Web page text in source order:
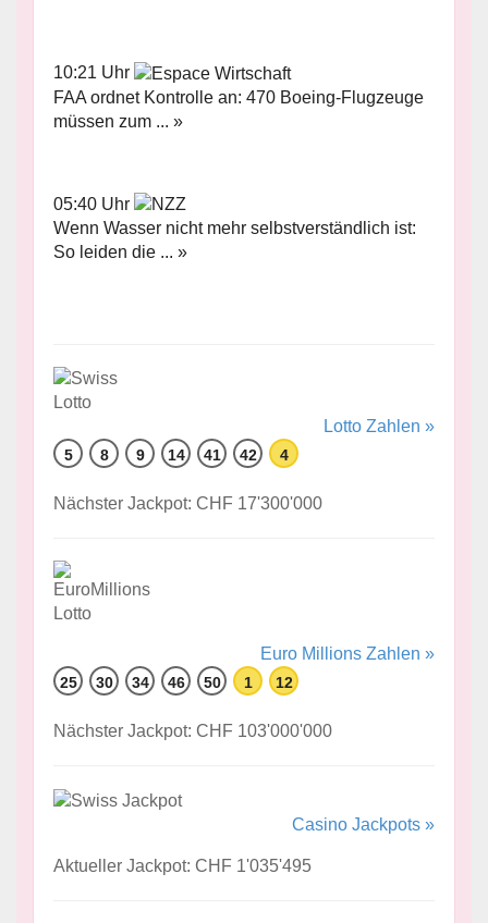
10:21 Uhr
FAA ordnet Kontrolle an: 470 Boeing-Flugzeuge
müssen zum ... »
05:40 Uhr
Wenn Wasser nicht mehr selbstverständlich ist:
So leiden die ... »
Lotto Zahlen »
5 8 9 14 41 42 4
Nächster Jackpot: CHF 17'300'000
Euro Millions Zahlen »
25 30 34 46 50 1 12
Nächster Jackpot: CHF 103'000'000
Casino Jackpots »
Aktueller Jackpot: CHF 1'035'495